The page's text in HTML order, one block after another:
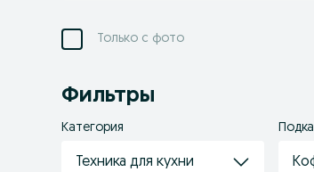
Только с фото
Фильтры
Категория
Техника для кухни